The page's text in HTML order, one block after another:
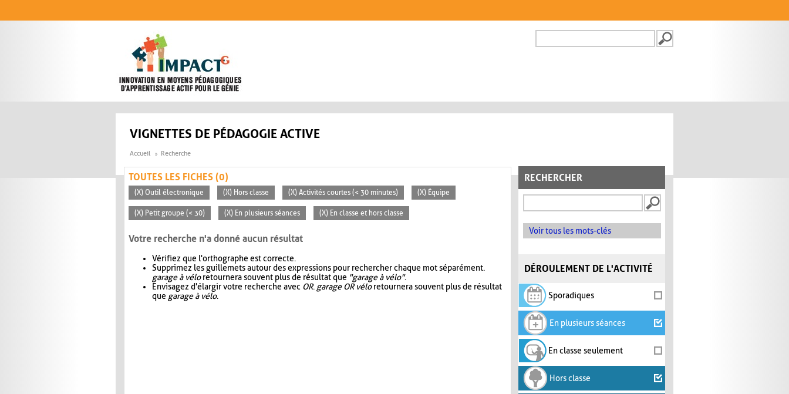
FORMULAIRE DE
VIGNETTES DE PÉDAGOGIE ACTIVE
Accueil Recherche
RECHERCHER
Voir tous les mots-clés
DÉROULEMENT DE L'ACTIVITÉ
Sporadiques
En plusieurs séances
En classe seulement
Hors classe
TOUTES LES FICHES (0)
(X) Outil électronique (X) Hors classe (X) Activités courtes (< 30 minutes) (X) Équipe
(X) Petit groupe (< 30) (X) En plusieurs séances (X) En classe et hors classe
Votre recherche n'a donné aucun résultat
Vérifiez que l'orthographe est correcte.
Supprimez les guillemets autour des expressions pour rechercher chaque mot séparément.
garage à véloretournera souvent plus de résultat que "garage à vélo".
Envisagez d'élargir votre recherche avec OR. garage OR véloretournera souvent plus de résultat
que garage à vélo.